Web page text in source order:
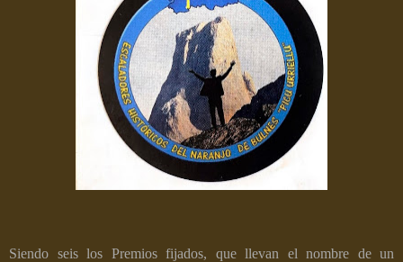
Siendo seis los Premios fijados, que llevan el nombre de un